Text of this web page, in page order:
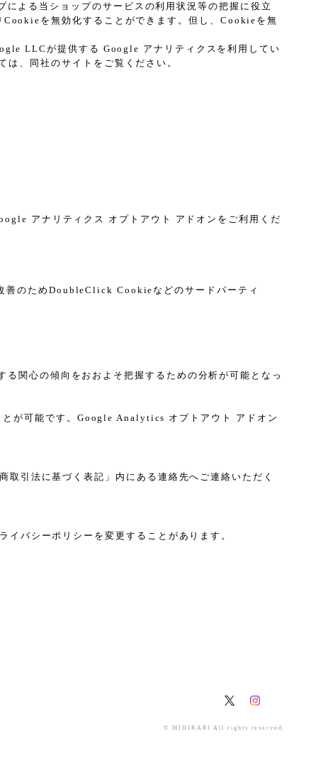
よる当ショップのサービスの利用状況等の把握に役立
を無効化することができます。但し、Cookieを無
LLCが提供する Google アナリティクスを利用してい
、同社のサイトをご覧ください。
アナリティクス オプトアウト アドオンをご利用くだ
善のためDoubleClick Cookieなどのサードパーティ
関心の傾向をおおよそ把握するための分析が可能となっ
が可能です。Google Analytics オプトアウト アドオン
引法に基づく表記」内にある連絡先へご連絡いただく
バシーポリシーを変更することがあります。
© MIHIKARI All rights reserved.